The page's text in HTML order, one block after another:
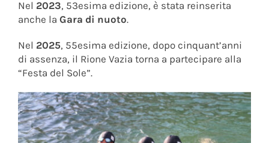
Nel 2023, 53esima edizione, è stata reinserita
anche la Gara di nuoto.
Nel 2025, 55esima edizione, dopo cinquant’anni
di assenza, il Rione Vazia torna a partecipare alla
“Festa del Sole”.